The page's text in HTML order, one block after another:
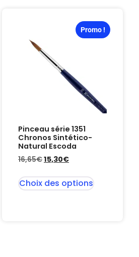
Promo !
Pinceau série 1351
Chronos Sintético-
Natural Escoda
16,65€15,30€
Choix des options